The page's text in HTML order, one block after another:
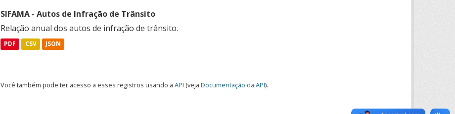
SIFAMA - Autos de Infração de Trânsito
Relação anual dos autos de infração de trânsito.
PDF CSV JSON
Você também pode ter acesso a esses registros usando a API (veja Documentação da API).